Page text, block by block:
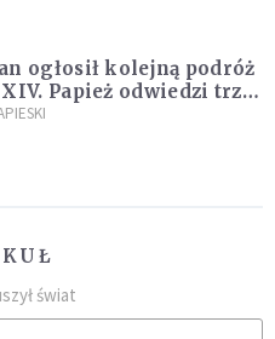
ogłosił kolejną podróż
Papież odwiedzi trzy
Południowej
świat